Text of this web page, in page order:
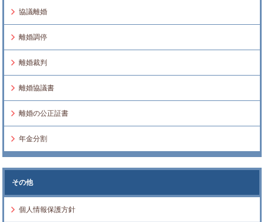
協議離婚
離婚調停
離婚裁判
離婚協議書
離婚の公正証書
年金分割
その他
個人情報保護方針